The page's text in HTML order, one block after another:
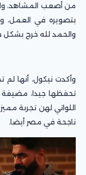
من أصعب المشاهد،
بتصويره في العمل،
والحمد لله خرج بشكل
وأكدت نيكول، أنها
تحفظها جيدا، مضيفة
اللواتي لهن تجربة
ناجحة في مصر أيضا.